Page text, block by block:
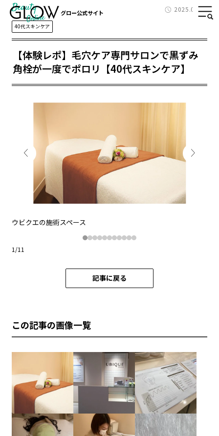
グロー公式サイト 2025.02.05
Beauty
40代スキンケア
【体験レポ】毛穴ケア専門サロンで黒ずみ
角栓が一度でポロリ【40代スキンケア】
ウビクエの施術スペース
1 /11
記事に戻る
この記事の画像一覧